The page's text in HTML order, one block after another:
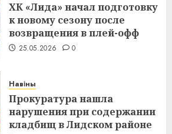
ХК «Лида» начал подготовку
к новому сезону после
возвращения в плей-офф
25.05.2026 0
Навіны
Прокуратура нашла
нарушения при содержании
кладбищ в Лидском районе